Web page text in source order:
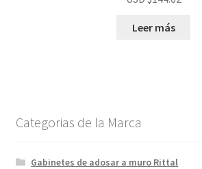
Leer más
Categorias de la Marca
Gabinetes de adosar a muro Rittal